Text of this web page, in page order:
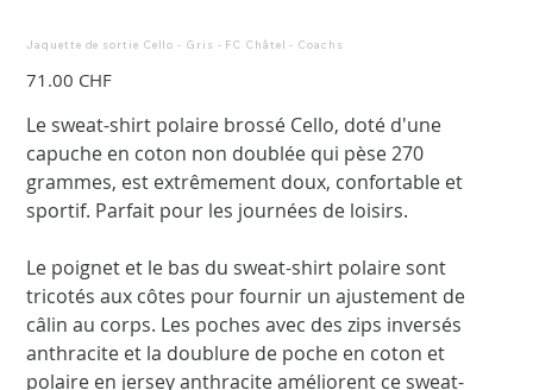
Jaquette de sortie Cello - Gris - FC Châtel - Coachs
71.00 CHF
Le sweat-shirt polaire brossé Cello, doté d'une
capuche en coton non doublée qui pèse 270
grammes, est extrêmement doux, confortable et
sportif. Parfait pour les journées de loisirs.
Le poignet et le bas du sweat-shirt polaire sont
tricotés aux côtes pour fournir un ajustement de
câlin au corps. Les poches avec des zips inversés
anthracite et la doublure de poche en coton et
polaire en jersey anthracite améliorent ce sweat-